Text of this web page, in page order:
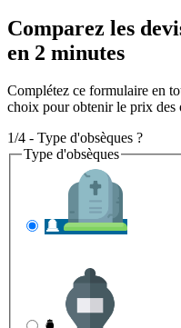
Comparez les
en 2 minutes
Complétez ce formulaire en
choix pour obtenir le prix des
1/4 - Type d'obsèques ?
Type d'obsèques